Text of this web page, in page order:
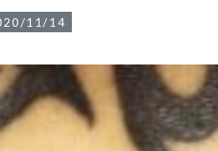
11/14